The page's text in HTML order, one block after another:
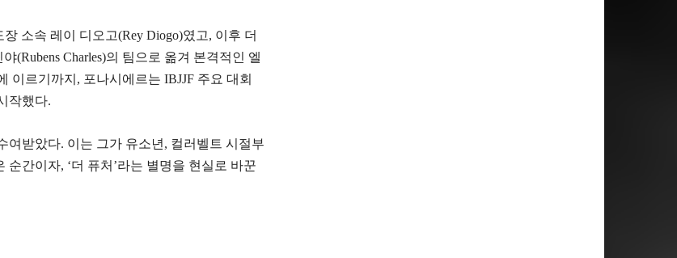
소속 레이 디오고(Rey Diogo)였고, 이후 더
(Rubens Charles)의 팀으로 옮겨 본격적인 엘
이르기까지, 포나시에르는 IBJJF 주요 대회
작했다.
여받았다. 이는 그가 유소년, 컬러벨트 시절부
간이자, ‘더 퓨처’라는 별명을 현실로 바꾼